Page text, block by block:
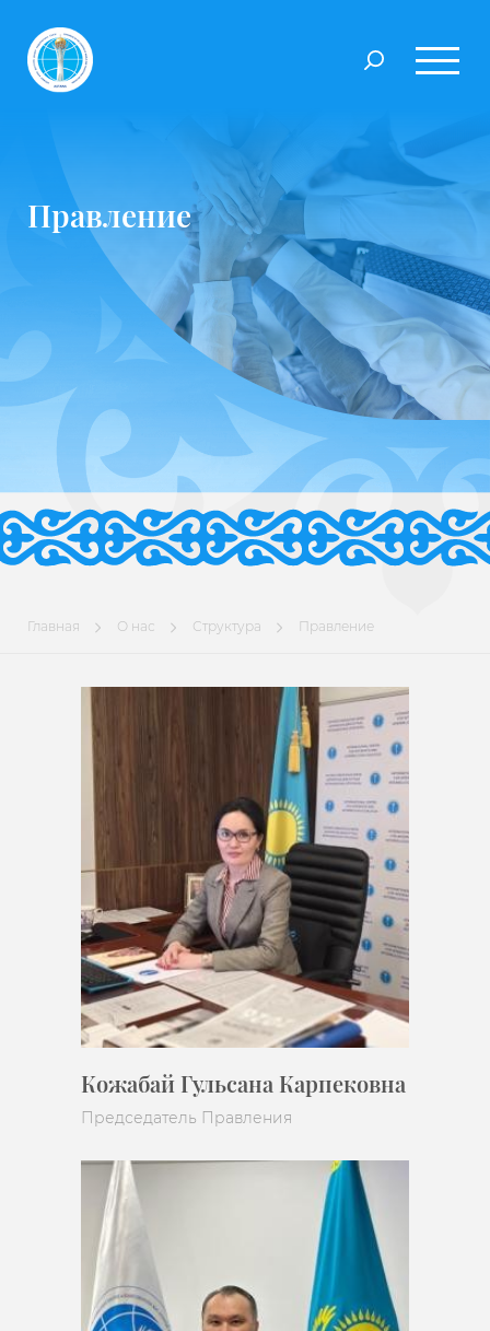
Правление
Главная О нас Структура Правление
Кожабай Гульсана Карпековна
Председатель Правления